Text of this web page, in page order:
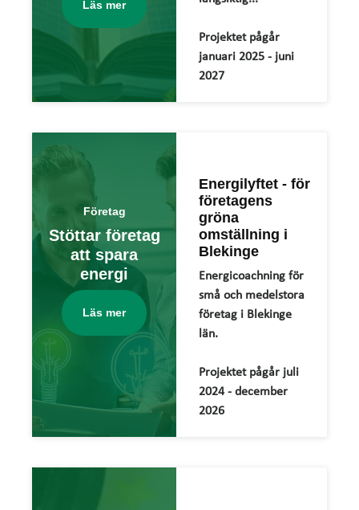
Läs mer
Projektet pågår
januari 2025 - juni
2027
Företag
Stöttar företag
att spara
energi
Läs mer
Energilyftet - för
företagens
gröna
omställning i
Blekinge
Energicoachning för
små och medelstora
företag i Blekinge
län.
Projektet pågår juli
2024 - december
2026